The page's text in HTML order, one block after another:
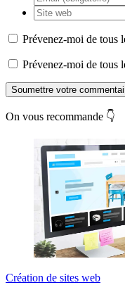
Prévenez-moi de tous
Prévenez-moi de tous
Soumettre votre
On vous recommande 👇
Création de sites web